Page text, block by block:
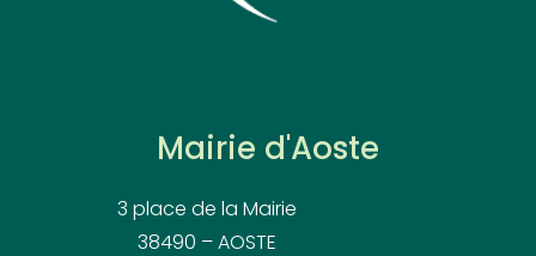
Mairie d'Aoste
3 place de la Mairie
38490 – AOSTE